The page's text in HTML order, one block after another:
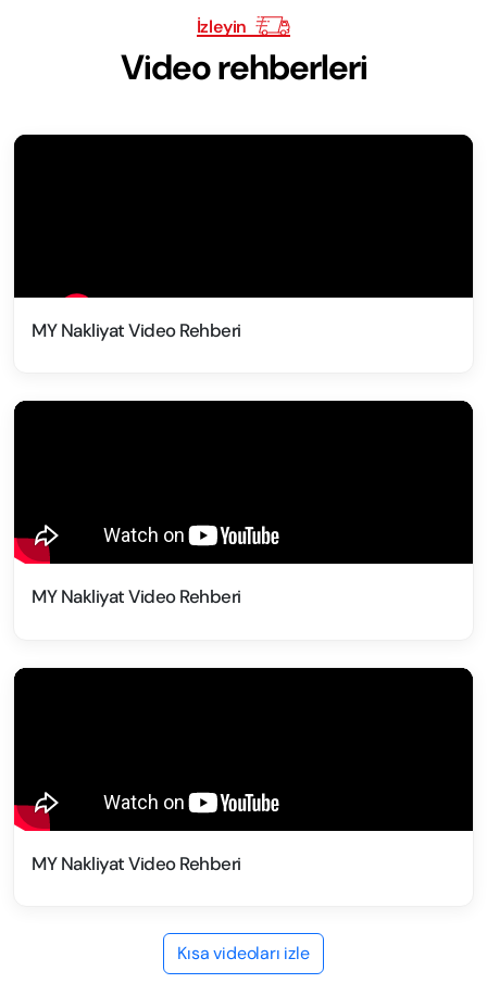
İzleyin
Video rehberleri
MY Nakliyat Video Rehberi
MY Nakliyat Video Rehberi
MY Nakliyat Video Rehberi
Kısa videoları izle